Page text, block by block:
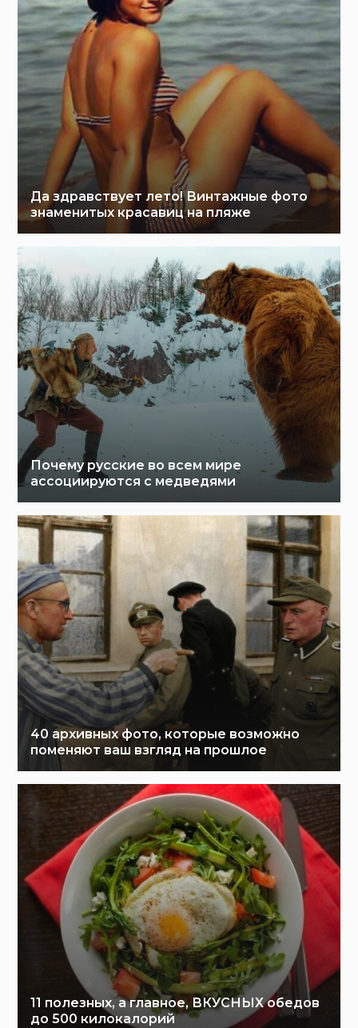
Да здравствует лето! Винтажные фото
знаменитых красавиц на пляже
Почему русские во всем мире
ассоциируются с медведями
40 архивных фото, которые возможно
поменяют ваш взгляд на прошлое
11 полезных, а главное, ВКУСНЫХ обедов
до 500 килокалорий